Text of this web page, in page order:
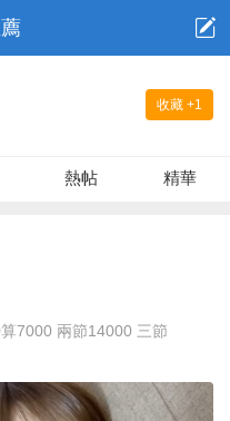
收藏 +1
熱帖 精華
7000 兩節14000 三節